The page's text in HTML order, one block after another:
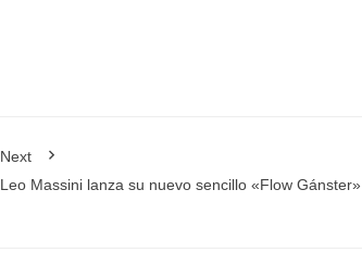
Next
Leo Massini lanza su nuevo sencillo «Flow Gánster»